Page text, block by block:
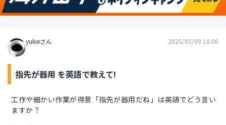
yukieさん 2025/05/09 10:00
指先が器用 を英語で教えて!
工作や細かい作業が得意「指先が器用だね」は英語でどう言い
ますか？